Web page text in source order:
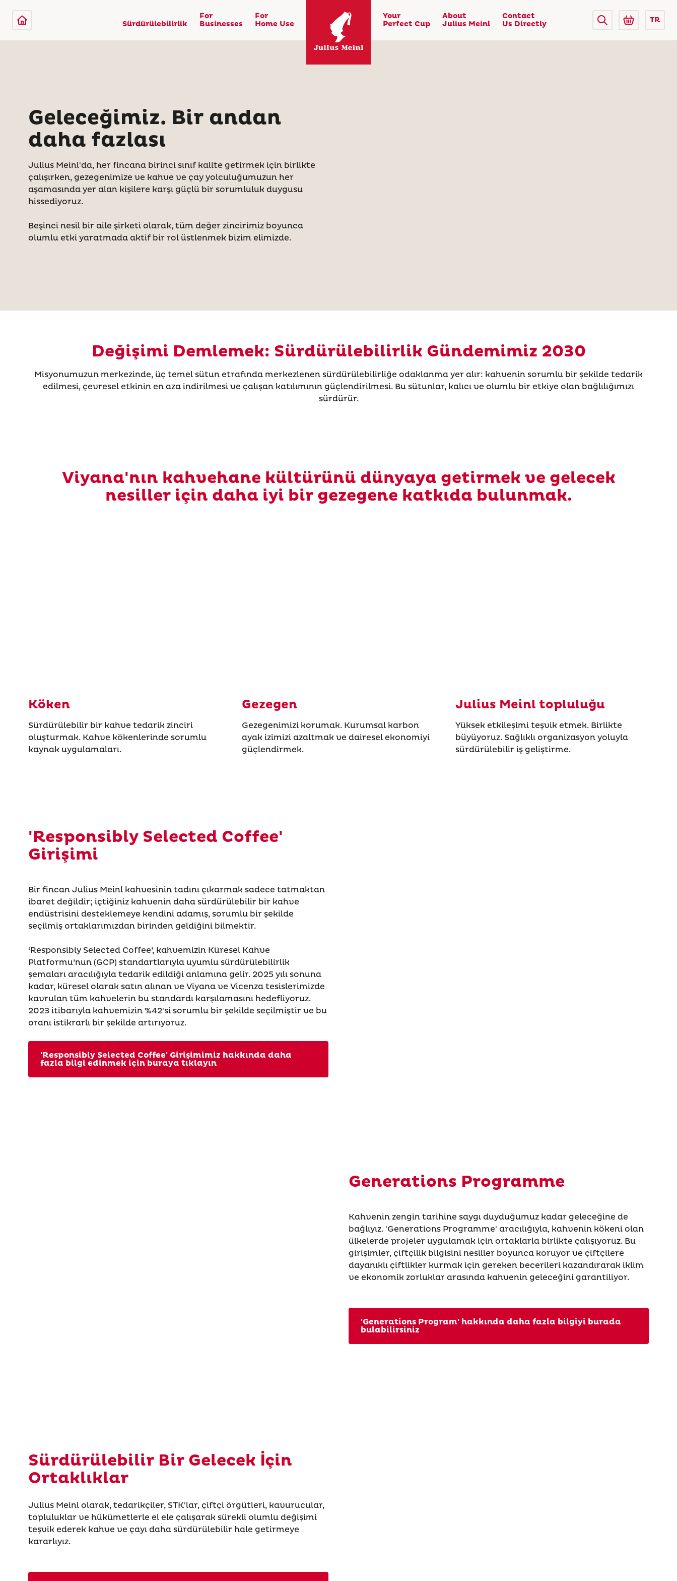
Sürdürülebilirlik
For
Businesses
For
Home Use
Your
Perfect Cup
About
Julius Meinl
Contact
Us Directly
TR
Geleceğimiz. Bir andan
daha fazlası
Julius Meinl'da, her fincana birinci sınıf kalite getirmek için birlikte
çalışırken, gezegenimize ve kahve ve çay yolculuğumuzun her
aşamasında yer alan kişilere karşı güçlü bir sorumluluk duygusu
hissediyoruz.
Beşinci nesil bir aile şirketi olarak, tüm değer zincirimiz boyunca
olumlu etki yaratmada aktif bir rol üstlenmek bizim elimizde.
Değişimi Demlemek: Sürdürülebilirlik Gündemimiz 2030
Misyonumuzun merkezinde, üç temel sütun etrafında merkezlenen sürdürülebilirliğe odaklanma yer alır: kahvenin sorumlu bir şekilde tedarik
edilmesi, çevresel etkinin en aza indirilmesi ve çalışan katılımının güçlendirilmesi. Bu sütunlar, kalıcı ve olumlu bir etkiye olan bağlılığımızı
sürdürür.
Viyana'nın kahvehane kültürünü dünyaya getirmek ve gelecek
nesiller için daha iyi bir gezegene katkıda bulunmak.
Köken
Sürdürülebilir bir kahve tedarik zinciri
oluşturmak. Kahve kökenlerinde sorumlu
kaynak uygulamaları.
Gezegen
Gezegenimizi korumak. Kurumsal karbon
ayak izimizi azaltmak ve dairesel ekonomiyi
güçlendirmek.
Julius Meinl topluluğu
Yüksek etkileşimi teşvik etmek. Birlikte
büyüyoruz. Sağlıklı organizasyon yoluyla
sürdürülebilir iş geliştirme.
'Responsibly Selected Coffee'
Girişimi
Bir fincan Julius Meinl kahvesinin tadını çıkarmak sadece tatmaktan
ibaret değildir; içtiğiniz kahvenin daha sürdürülebilir bir kahve
endüstrisini desteklemeye kendini adamış, sorumlu bir şekilde
seçilmiş ortaklarımızdan birinden geldiğini bilmektir.
‘Responsibly Selected Coffee’, kahvemizin Küresel Kahve
Platformu’nun (GCP) standartlarıyla uyumlu sürdürülebilirlik
şemaları aracılığıyla tedarik edildiği anlamına gelir. 2025 yılı sonuna
kadar, küresel olarak satın alınan ve Viyana ve Vicenza tesislerimizde
kavrulan tüm kahvelerin bu standardı karşılamasını hedefliyoruz.
2023 itibarıyla kahvemizin %42'si sorumlu bir şekilde seçilmiştir ve bu
oranı istikrarlı bir şekilde artırıyoruz.
'Responsibly Selected Coffee' Girişimimiz hakkında daha
fazla bilgi edinmek için buraya tıklayın
Generations Programme
Kahvenin zengin tarihine saygı duyduğumuz kadar geleceğine de
bağlıyız. 'Generations Programme' aracılığıyla, kahvenin kökeni olan
ülkelerde projeler uygulamak için ortaklarla birlikte çalışıyoruz. Bu
girişimler, çiftçilik bilgisini nesiller boyunca koruyor ve çiftçilere
dayanıklı çiftlikler kurmak için gereken becerileri kazandırarak iklim
ve ekonomik zorluklar arasında kahvenin geleceğini garantiliyor.
'Generations Program' hakkında daha fazla bilgiyi burada
bulabilirsiniz
Sürdürülebilir Bir Gelecek İçin
Ortaklıklar
Julius Meinl olarak, tedarikçiler, STK'lar, çiftçi örgütleri, kavurucular,
topluluklar ve hükümetlerle el ele çalışarak sürekli olumlu değişimi
teşvik ederek kahve ve çayı daha sürdürülebilir hale getirmeye
kararlıyız.